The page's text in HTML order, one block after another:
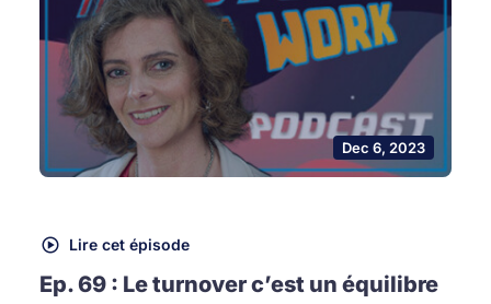
Dec 6, 2023
Lire cet épisode
Ep. 69 : Le turnover c’est un équilibre